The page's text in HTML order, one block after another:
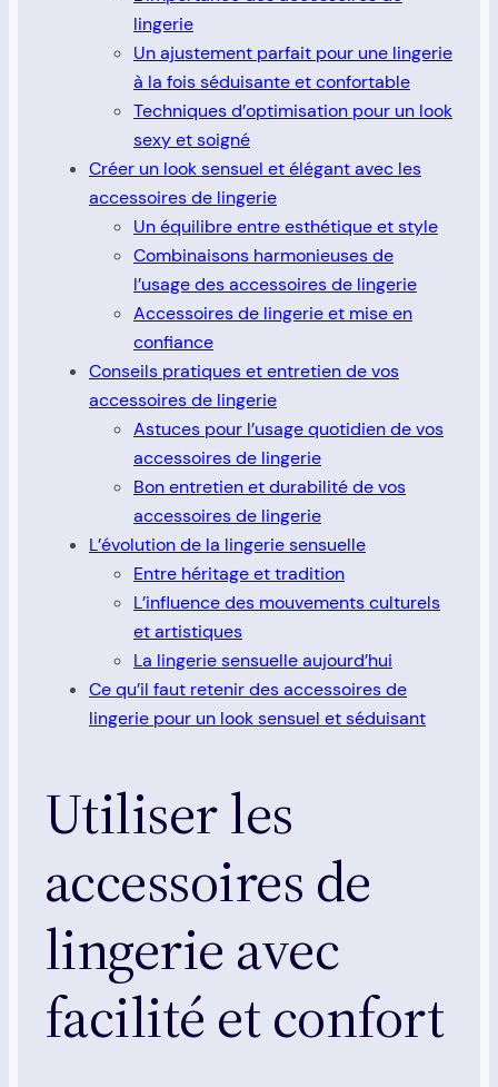
lingerie
Un ajustement parfait pour une lingerie
à la fois séduisante et confortable
Techniques d’optimisation pour un look
sexy et soigné
Créer un look sensuel et élégant avec les
accessoires de lingerie
Un équilibre entre esthétique et style
Combinaisons harmonieuses de
l’usage des accessoires de lingerie
Accessoires de lingerie et mise en
confiance
Conseils pratiques et entretien de vos
accessoires de lingerie
Astuces pour l’usage quotidien de vos
accessoires de lingerie
Bon entretien et durabilité de vos
accessoires de lingerie
L’évolution de la lingerie sensuelle
Entre héritage et tradition
L’influence des mouvements culturels
et artistiques
La lingerie sensuelle aujourd’hui
Ce qu’il faut retenir des accessoires de
lingerie pour un look sensuel et séduisant
Utiliser les
accessoires de
lingerie avec
facilité et confort